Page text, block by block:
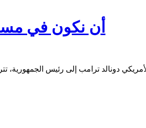
أن نكون في
دونالد ترامب إلى رئيس الجمهورية،